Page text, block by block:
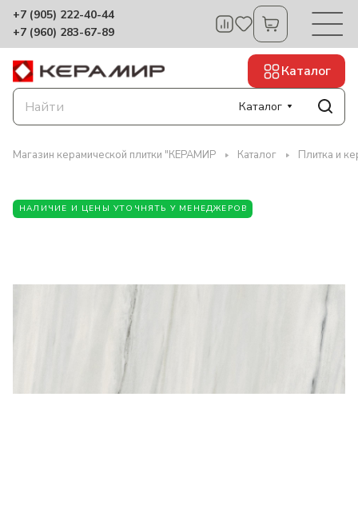
+7 (905) 222-40-44
+7 (960) 283-67-89
Каталог
Каталог
Магазин керамической плитки "КЕРАМИР Каталог Плитка и
НАЛИЧИЕ И ЦЕНЫ УТОЧНЯТЬ У МЕНЕДЖЕРОВ